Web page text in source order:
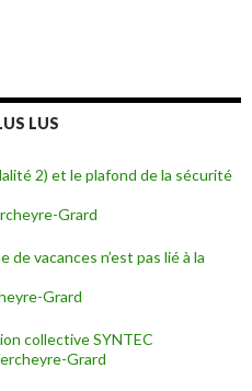
LUS
2) et le plafond de la sécurité
Grard
de vacances n’est pas lié à la
Grard
collective SYNTEC
Grard